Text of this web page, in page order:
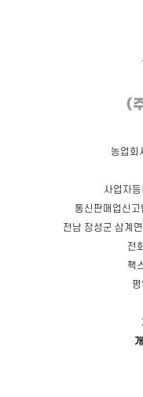
농업회
사업자
통신판매업신
전남 장성군 삼계
전
팩